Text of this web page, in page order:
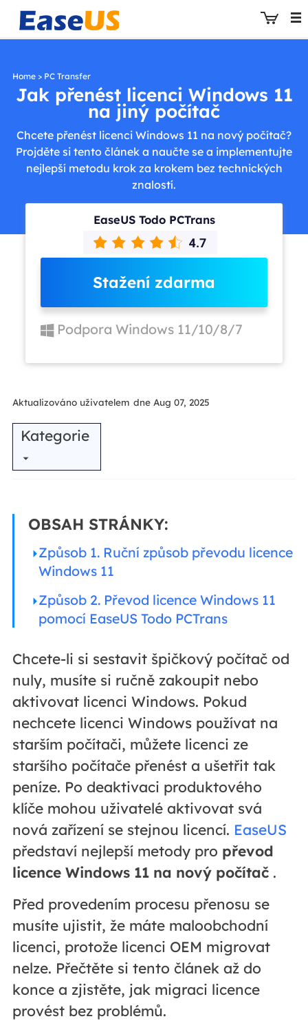
Home> PC Transfer
Jak přenést licenci Windows 11
na jiný počítač
Chcete přenést licenci Windows 11 na nový počítač?
Projděte si tento článek a naučte se a implementujte
nejlepší metodu krok za krokem bez technických
znalostí.
EaseUS Todo PCTrans
Stažení zdarma
Podpora Windows 11/10/8/7
Aktualizováno uživatelem dne Aug 07, 2025
Kategorie
OBSAH STRÁNKY:
Způsob 1. Ruční způsob převodu licence
Windows 11
Způsob 2. Převod licence Windows 11
pomocí EaseUS Todo PCTrans
Chcete-li si sestavit špičkový počítač od
nuly, musíte si ručně zakoupit nebo
aktivovat licenci Windows. Pokud
nechcete licenci Windows používat na
starším počítači, můžete licenci ze
staršího počítače přenést a ušetřit tak
peníze. Po deaktivaci produktového
klíče mohou uživatelé aktivovat svá
nová zařízení se stejnou licencí. EaseUS
představí nejlepší metody pro převod
licence Windows 11 na nový počítač.
Před provedením procesu přenosu se
musíte ujistit, že máte maloobchodní
licenci, protože licenci OEM migrovat
nelze. Přečtěte si tento článek až do
konce a zjistěte, jak migraci licence
provést bez problémů.